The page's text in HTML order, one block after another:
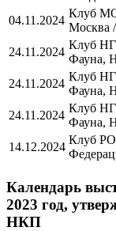
04.11.2024
Клуб
Москва
24.11.2024
Клуб
Фауна,
24.11.2024
Клуб
Фауна,
24.11.2024
Клуб
Фауна,
14.12.2024
Клуб
Календарь
2023 год,
НКП